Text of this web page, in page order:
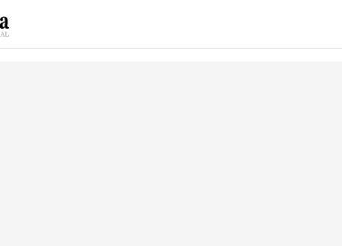
DEPORTES OPINIÓN EXTRAS